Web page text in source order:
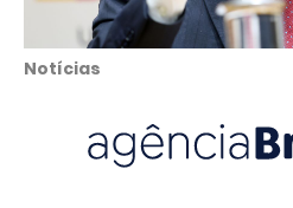
Notícias